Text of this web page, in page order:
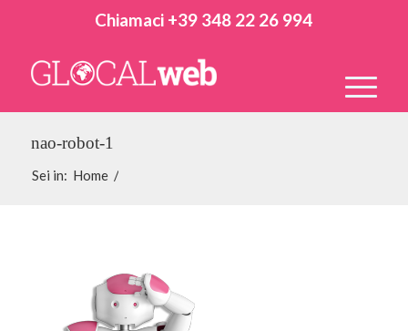
Chiamaci +39 348 22 26 994
nao-robot-1
Sei in: Home /